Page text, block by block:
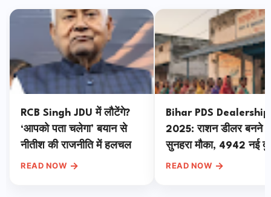
RCB Singh JDU में लौटेंगे?
‘आपको पता चलेगा’ बयान से
नीतीश की राजनीति में हलचल
READ NOW →
Bihar PDS Dealership
2025: राशन डीलर बनने
सुनहरा मौका, 4942 नई
खुलेंगी, पटना टॉप पर
READ NOW →